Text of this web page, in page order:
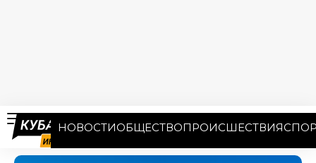
НОВОСТИОБЩЕСТВОПРОИСШЕСТВИЯ